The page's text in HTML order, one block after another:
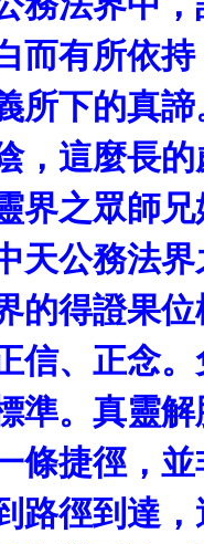
而有所依
所下的真
，這麼長
界之眾師
天公務法
的得證果
信、正念
準。真靈
條捷徑，
路徑到達